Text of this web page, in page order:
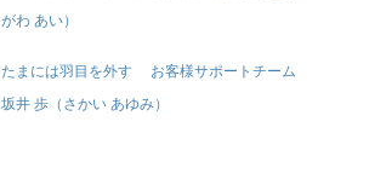
がわ あい）
たまには羽目を外す お客様サポートチーム
坂井 歩（さかい あゆみ）